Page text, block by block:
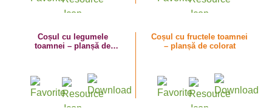
Coșul cu legumele
toamnei – planșă de
Coșul cu fructele toamnei
– planșă de colorat